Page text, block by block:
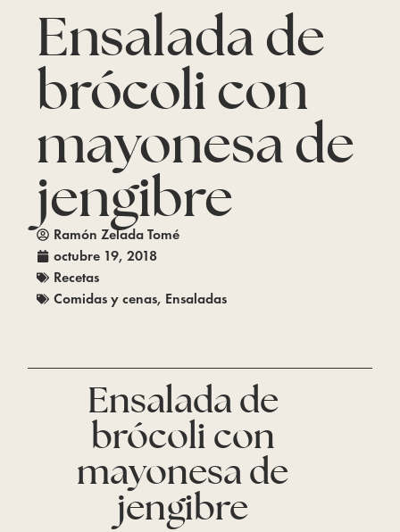
Ensalada de
brócoli con
mayonesa de
jengibre
Ramón Zelada Tomé
octubre 19, 2018
Recetas
Comidas y cenas, Ensaladas
Ensalada de
brócoli con
mayonesa de
jengibre